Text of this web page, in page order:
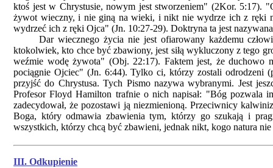
ktoś jest w Chrystusie, nowym jest stworzeniem" (2Kor. 5:17).
żywot wieczny, i nie giną na wieki, i nikt nie wydrze ich z ręki
wydrzeć ich z ręki Ojca" (Jn. 10:27-29). Doktryna ta jest
Dar wiecznego życia nie jest ofiarowany każdemu
ktokolwiek, kto chce być zbawiony, jest siłą wykluczony z tego
weźmie wodę żywota" (Obj. 22:17). Faktem jest, że
pociągnie Ojciec" (Jn. 6:44). Tylko ci, którzy zostali odrodzeni
przyjść do Chrystusa. Tych Pismo nazywa wybranymi. Jest
Profesor Floyd Hamilton trafnie o nich napisał: "Bóg pozwala
zadecydował, że pozostawi ją niezmienioną. Przeciwnicy
Boga, który odmawia zbawienia tym, którzy go szukają i
wszystkich, którzy chcą być zbawieni, jednak nikt, kogo natura
III. Odkupienie